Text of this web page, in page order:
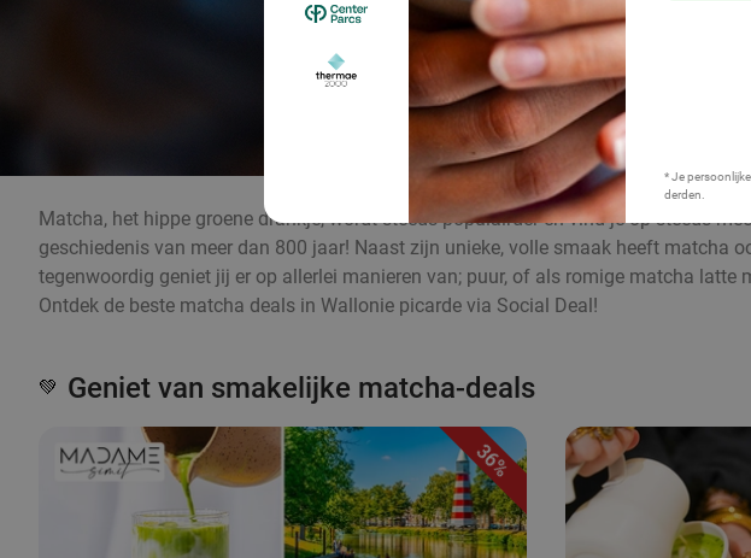
* Je
derden.
Matcha, het hippe groene drankje, wordt steeds populairder en vind je op steeds
geschiedenis van meer dan 800 jaar! Naast zijn unieke, volle smaak heeft matcha
tegenwoordig geniet jij er op allerlei manieren van; puur, of als romige matcha
Ontdek de beste matcha deals in Wallonie picarde via Social Deal!
💚 Geniet van smakelijke matcha-deals
36%